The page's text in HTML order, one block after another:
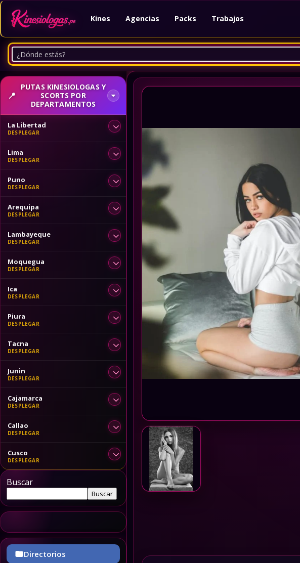
Kines Agencias Packs Trabajos
PUTAS KINESIOLOGAS Y
SCORTS POR
DEPARTAMENTOS
La Libertad
Lima
Puno
Arequipa
Lambayeque
Moquegua
Ica
Piura
Tacna
Junin
Cajamarca
Callao
Cusco
Buscar
Buscar
Directorios